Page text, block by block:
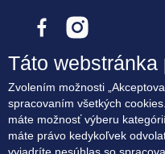
Bývanie
Terasové byty
Lokalita
Blog
Táto
Zvolením možnosti
spracovaním všetkých
máte možnosť výberu
máte právo kedykoľvek